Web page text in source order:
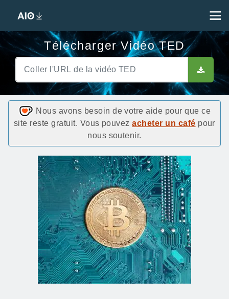
Télécharger Vidéo TED
Nous avons besoin de votre aide pour que ce
site reste gratuit. Vous pouvezacheter un café pour
nous soutenir.